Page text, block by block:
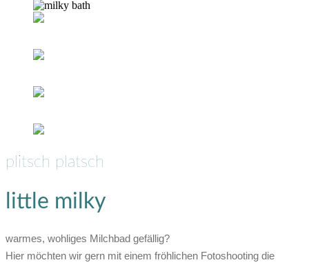
plitsch platsch
little milky
warmes, wohliges Milchbad gefällig?
Hier möchten wir gern mit einem fröhlichen Fotoshooting die